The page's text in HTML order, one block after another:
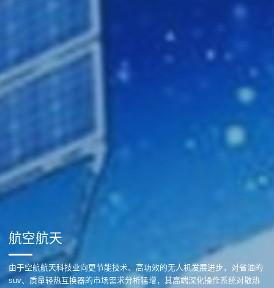
航空航天
由于空航航天科技业向更节能技术、高功效的无人机发展进步，对省油的
suv、质量轻热互换器的市场需求分析猛增，其高端深化操作系统对散热